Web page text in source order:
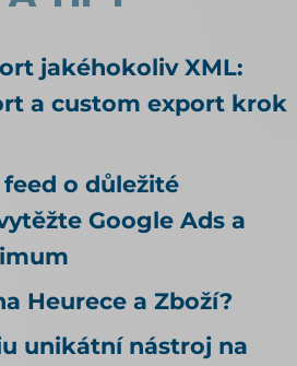
novináři, obchod
Alza zjistila, že za ni
které kvůli agentům nikdo
k tomu na internetu
stejná: dejte do pořádku
to dobrá rada, jen
než si většina lidí
rozhodují o tom, jestli vás
To, jestli u vás
ne o
na tři otázky: Může u
jakéhokoliv XML:
a custom export krok
o důležité
Google Ads a
Heurece a Zboží?
unikátní nástroj na